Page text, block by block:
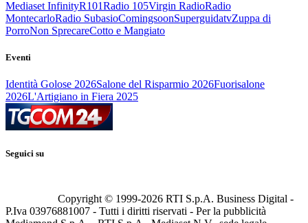
Mediaset InfinityR101Radio 105Virgin RadioRadio
MontecarloRadio SubasioComingsoonSuperguidatvZuppa di
PorroNon SprecareCotto e Mangiato
Eventi
Identità Golose 2026Salone del Risparmio 2026Fuorisalone
2026L'Artigiano in Fiera 2025
Seguici su
Copyright © 1999-2026 RTI S.p.A. Business Digital -
P.Iva 03976881007 - Tutti i diritti riservati - Per la pubblicità